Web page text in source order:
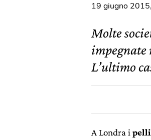
19 giugno 2015,
Molte
impegnate
L’ultimo
A Londra i